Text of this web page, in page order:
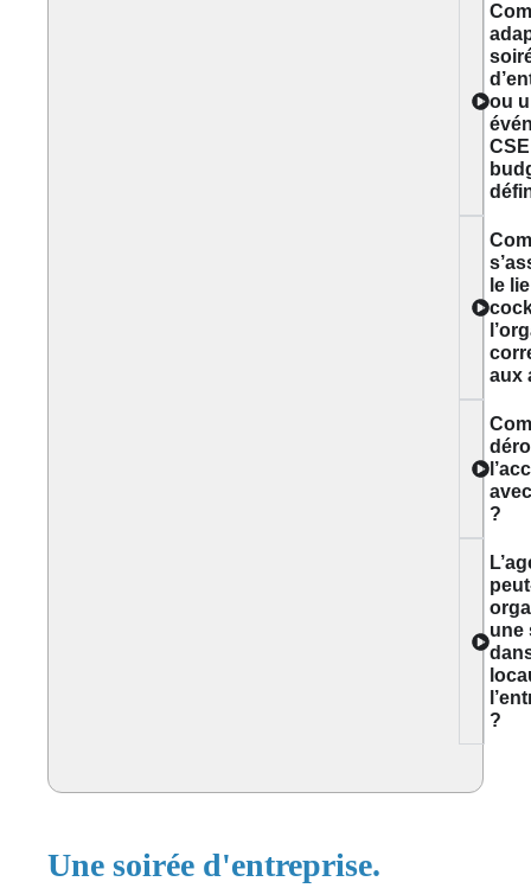
ou
le
aux
?
une
?
Une soirée d'entreprise.